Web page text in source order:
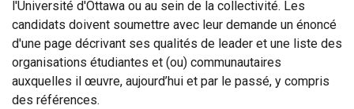
l'Université d'Ottawa ou au sein de la collectivité. Les
candidats doivent soumettre avec leur demande un énoncé
d'une page décrivant ses qualités de leader et une liste des
organisations étudiantes et (ou) communautaires
auxquelles il œuvre, aujourd’hui et par le passé, y compris
des références.